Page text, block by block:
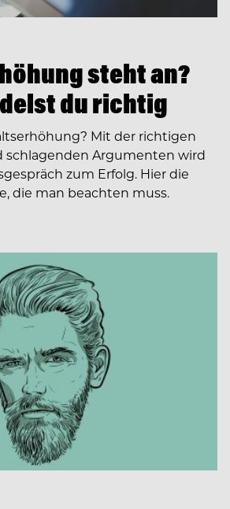
steht an?
du richtig
Mit der richtigen
schlagenden Argumenten wird
zum Erfolg. Hier die
die man beachten muss.